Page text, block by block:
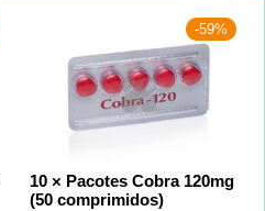
-59%
10 × Pacotes Cobra 120mg
(50 comprimidos)